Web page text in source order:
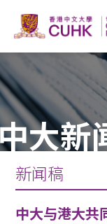
大新
新闻稿
中大与港大共